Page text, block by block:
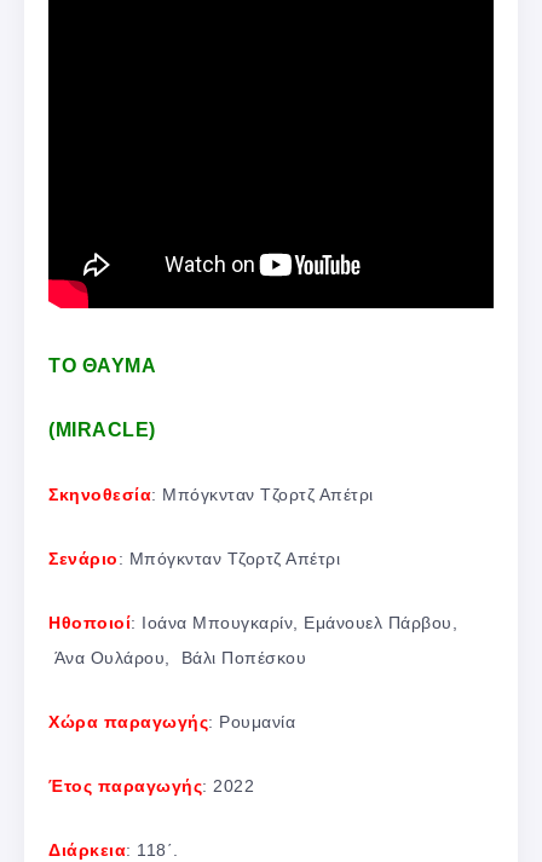
TΟ ΘΑΥΜΑ
(MIRACLE)
Σκηνοθεσία: Μπόγκνταν Τζορτζ Απέτρι
Σενάριο: Μπόγκνταν Τζορτζ Απέτρι
Ηθοποιοί: Ιοάνα Μπουγκαρίν, Εμάνουελ Πάρβου,
Άνα Ουλάρου, Βάλι Ποπέσκου
Χώρα παραγωγής: Ρουμανία
Έτος παραγωγής: 2022
Διάρκεια: 118΄.